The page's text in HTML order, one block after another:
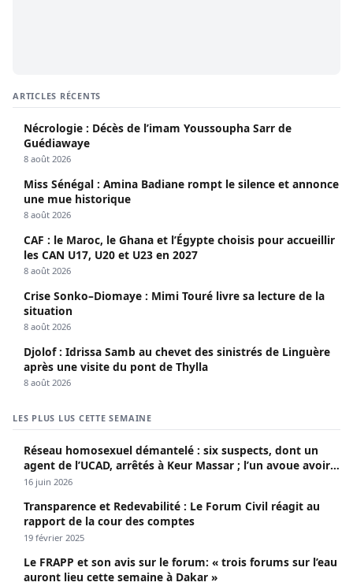
ARTICLES RÉCENTS
Nécrologie : Décès de l’imam Youssoupha Sarr de
Guédiawaye
8 août 2026
Miss Sénégal : Amina Badiane rompt le silence et annonce
une mue historique
8 août 2026
CAF : le Maroc, le Ghana et l’Égypte choisis pour accueillir
les CAN U17, U20 et U23 en 2027
8 août 2026
Crise Sonko–Diomaye : Mimi Touré livre sa lecture de la
situation
8 août 2026
Djolof : Idrissa Samb au chevet des sinistrés de Linguère
après une visite du pont de Thylla
8 août 2026
LES PLUS LUS CETTE SEMAINE
Réseau homosexuel démantelé : six suspects, dont un
agent de l’UCAD, arrêtés à Keur Massar ; l’un avoue avoir
propagé le VIH depuis 2018
16 juin 2026
Transparence et Redevabilité : Le Forum Civil réagit au
rapport de la cour des comptes
19 février 2025
Le FRAPP et son avis sur le forum: « trois forums sur l’eau
auront lieu cette semaine à Dakar »